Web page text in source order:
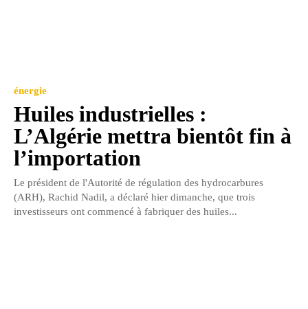
énergie
Huiles industrielles :
L’Algérie mettra bientôt fin à
l’importation
Le président de l'Autorité de régulation des hydrocarbures
(ARH), Rachid Nadil, a déclaré hier dimanche, que trois
investisseurs ont commencé à fabriquer des huiles...